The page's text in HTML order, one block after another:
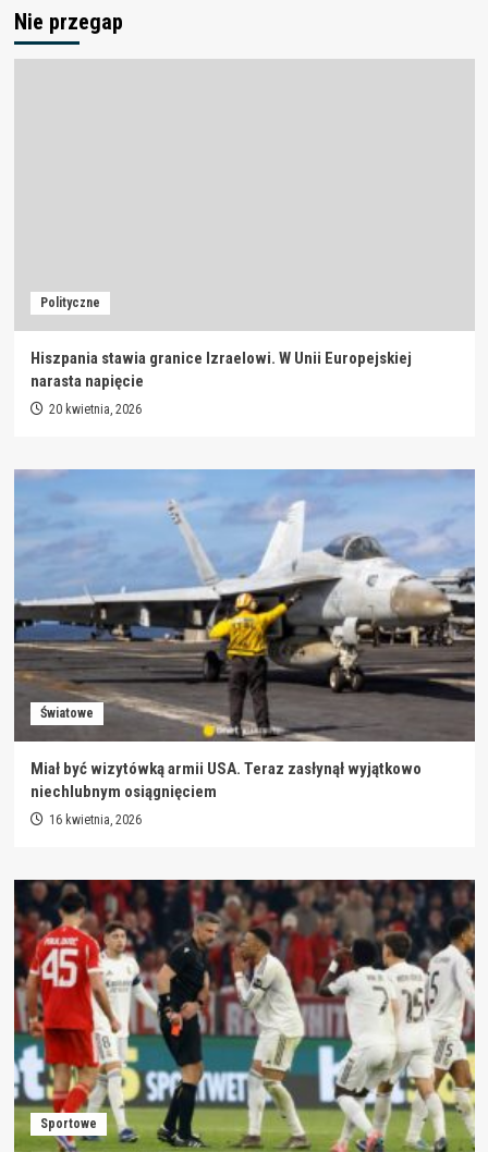
Nie przegap
Polityczne
Hiszpania stawia granice Izraelowi. W Unii Europejskiej
narasta napięcie
20 kwietnia, 2026
Światowe
Miał być wizytówką armii USA. Teraz zasłynął wyjątkowo
niechlubnym osiągnięciem
16 kwietnia, 2026
Sportowe